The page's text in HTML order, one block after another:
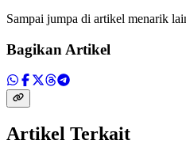
Sampai jumpa di artikel menarik
Bagikan Artikel
Artikel Terkait